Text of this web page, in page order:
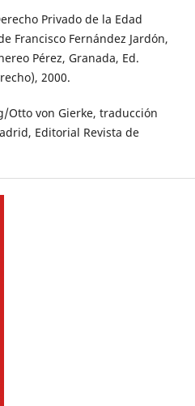
Privado de la Edad
Francisco Fernández Jardón,
Pérez, Granada, Ed.
2000.
Otto von Gierke, traducción
Editorial Revista de